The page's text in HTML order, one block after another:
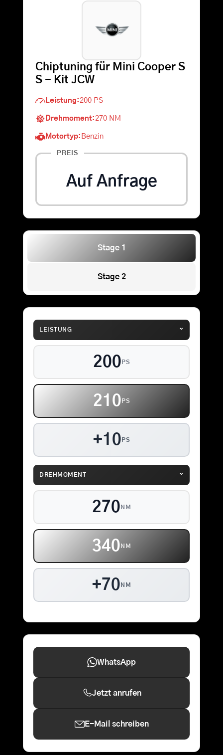
Warenkorb
Chiptuning für Mini Cooper S
S - Kit JCW
Leistung: 200 PS
Drehmoment: 270 NM
Motortyp: Benzin
PREIS
Auf Anfrage
Stage 1
Stage 2
LEISTUNG ⌄
200 PS
210 PS
+10 PS
DREHMOMENT ⌄
270 NM
340 NM
+70 NM
WhatsApp
Jetzt anrufen
E-Mail schreiben